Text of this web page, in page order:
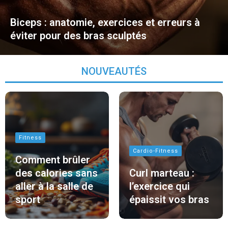
Biceps : anatomie, exercices et erreurs à
éviter pour des bras sculptés
NOUVEAUTÉS
Fitness
Comment brûler
des calories sans
aller à la salle de
sport
Cardio-Fitness
Curl marteau :
l’exercice qui
épaissit vos bras